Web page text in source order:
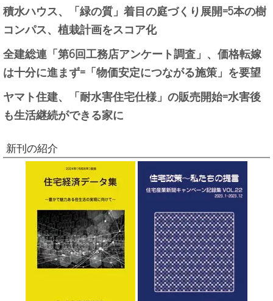
積水ハウス、「緑の質」着目の庭づくり展開=5本の樹
コンパス、植栽計画をスコア化
全建総連「第6回工務店アンケート調査」、価格転嫁
は十分に進まず=「物価安定につながる施策」を要望
ヤマト住建、「耐水害住宅仕様」の販売開始=水害後
も生活継続ができる家に
新刊の紹介